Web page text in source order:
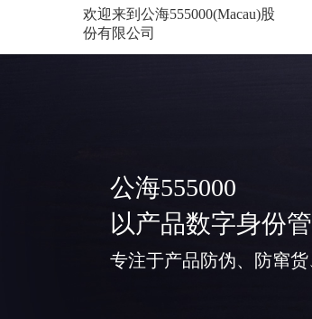
欢迎来到公海555000(Macau)股
份有限公司
公海555000
以产品数字身份
专注于产品防伪、防窜